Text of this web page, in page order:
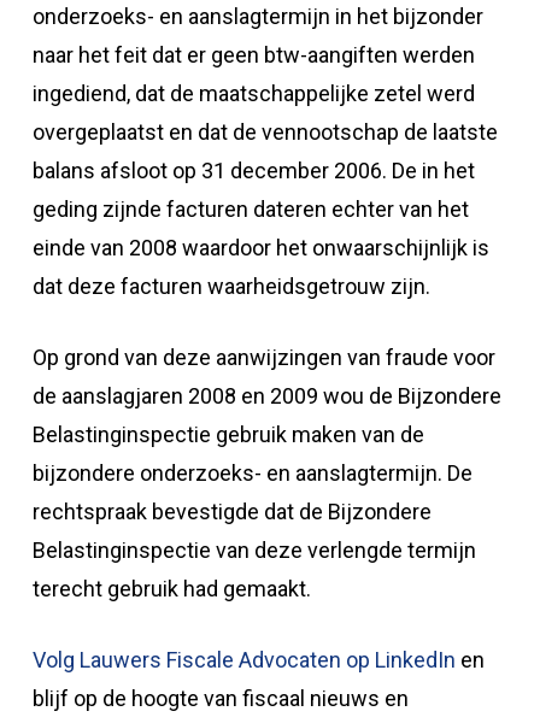
onderzoeks- en aanslagtermijn in het bijzonder
naar het feit dat er geen btw-aangiften werden
ingediend, dat de maatschappelijke zetel werd
overgeplaatst en dat de vennootschap de laatste
balans afsloot op 31 december 2006. De in het
geding zijnde facturen dateren echter van het
einde van 2008 waardoor het onwaarschijnlijk is
dat deze facturen waarheidsgetrouw zijn.
Op grond van deze aanwijzingen van fraude voor
de aanslagjaren 2008 en 2009 wou de Bijzondere
Belastinginspectie gebruik maken van de
bijzondere onderzoeks- en aanslagtermijn. De
rechtspraak bevestigde dat de Bijzondere
Belastinginspectie van deze verlengde termijn
terecht gebruik had gemaakt.
Volg Lauwers Fiscale Advocaten op LinkedIn en
blijf op de hoogte van fiscaal nieuws en